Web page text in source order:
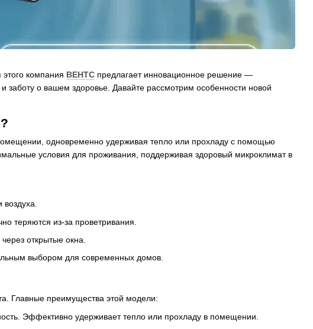
компания ВЕНТС предлагает инновационное решение —
о вашем здоровье. Давайте рассмотрим особенности новой
одновременно удерживая тепло или прохладу с помощью
условия для проживания, поддерживая здоровый микроклимат в
теряются из-за проветривания.
открытые окна.
выбором для современных домов.
Главные преимущества этой модели:
Эффективно удерживает тепло или прохладу в помещении.